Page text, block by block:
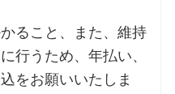
ること、また、維持
行うため、年払い、
をお願いいたしま